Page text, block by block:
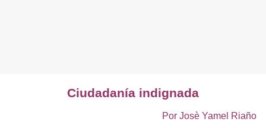
Ciudadanía indignada
Por Josè Yamel Riaño